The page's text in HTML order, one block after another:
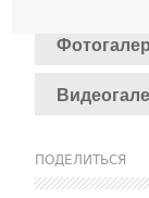
ПОДЕЛИТЬСЯ